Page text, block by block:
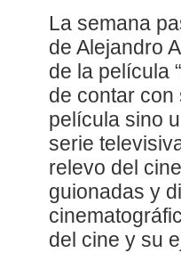
La semana
de Alejandro
de la película
de contar
película sino
serie
relevo del
guionadas y
del cine y su